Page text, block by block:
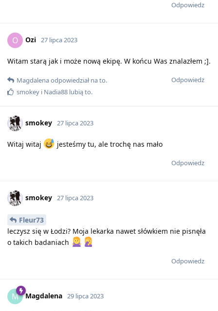
Odpowiedz
O Ozi 27 lipca 2023
Witam starą jak i może nową ekipę. W końcu Was znalazłem ;].
Odpowiedz
Magdalenaodpowiedział na to.
smokey i Nadia88 lubią to.
smokey 27 lipca 2023
Witaj witaj jesteśmy tu, ale trochę nas mało
Odpowiedz
smokey 27 lipca 2023
Fleur73
leczysz się w Łodzi? Moja lekarka nawet słówkiem nie pisnęła
o takich badaniach
Odpowiedz
M Magdalena 29 lipca 2023